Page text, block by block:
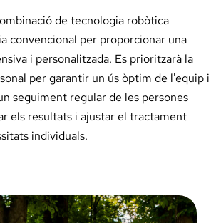
de tecnologia robòtica
convencional per proporcionar una
i personalitzada. Es prioritzarà la
per garantir un ús òptim de l'equip i
seguiment regular de les persones
els resultats i ajustar el tractament
individuals.